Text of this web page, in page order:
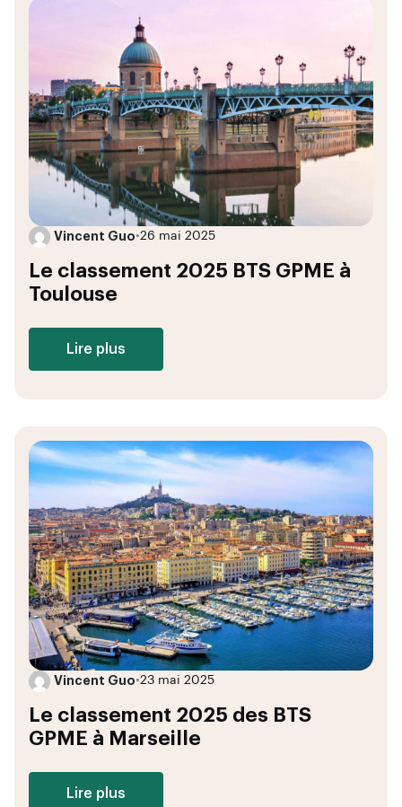
Vincent Guo•26 mai 2025
Le classement 2025 BTS GPME à
Toulouse
Lire plus
Vincent Guo•23 mai 2025
Le classement 2025 des BTS
GPME à Marseille
Lire plus